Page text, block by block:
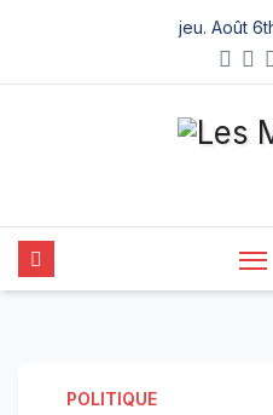
content
jeu. Août
POLITIQUE